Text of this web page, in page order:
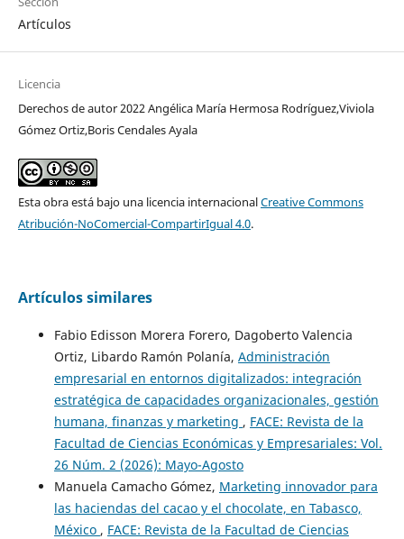
Artículos
Licencia
Derechos de autor 2022 Angélica María Hermosa Rodríguez,Viviola
Gómez Ortiz,Boris Cendales Ayala
Esta obra está bajo una licencia internacionalCreative Commons
Atribución-NoComercial-CompartirIgual 4.0.
Artículos similares
Fabio Edisson Morera Forero, Dagoberto Valencia
Ortiz, Libardo Ramón Polanía, Administración
empresarial en entornos digitalizados: integración
estratégica de capacidades organizacionales, gestión
humana, finanzas y marketing , FACE: Revista de la
Facultad de Ciencias Económicas y Empresariales: Vol.
26 Núm. 2 (2026): Mayo-Agosto
Manuela Camacho Gómez, Marketing innovador para
las haciendas del cacao y el chocolate, en Tabasco,
México , FACE: Revista de la Facultad de Ciencias